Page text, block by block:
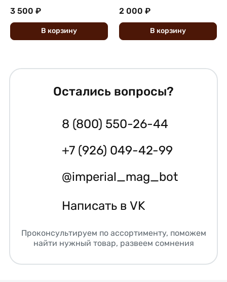
3 500 ₽
В корзину
2 000 ₽
В корзину
Остались вопросы?
8 (800) 550-26-44
+7 (926) 049-42-99
@imperial_mag_bot
Написать в VK
Проконсультируем по ассортименту, поможем
найти нужный товар, развеем сомнения